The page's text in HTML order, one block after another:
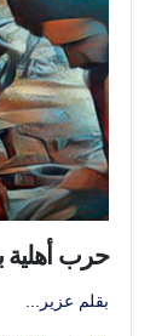
حرب أهلية
بقلم عزير...